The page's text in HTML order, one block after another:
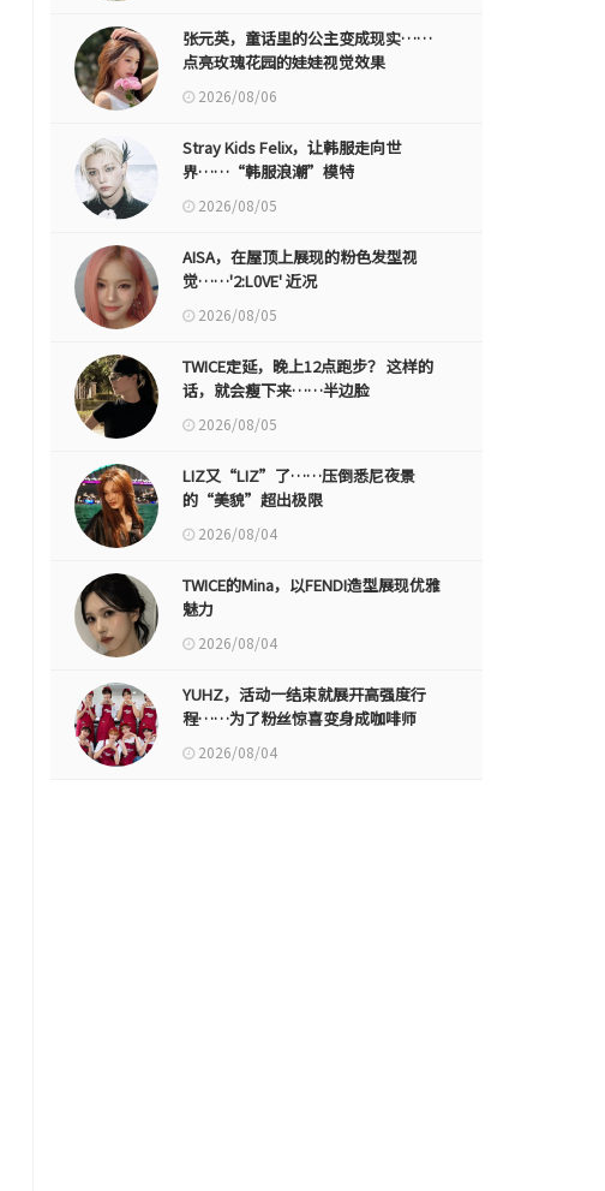
张元英，童话里的公主变成现实……
点亮玫瑰花园的娃娃视觉效果
2026/08/06
Stray Kids Felix，让韩服走向世
界……“韩服浪潮”模特
2026/08/05
AISA，在屋顶上展现的粉色发型视
觉……'2:L0VE' 近况
2026/08/05
TWICE定延，晚上12点跑步？ 这样的
话，就会瘦下来……半边脸
2026/08/05
LIZ又“LIZ”了……压倒悉尼夜景
的“美貌”超出极限
2026/08/04
TWICE的Mina，以FENDI造型展现优雅
魅力
2026/08/04
YUHZ，活动一结束就展开高强度行
程……为了粉丝惊喜变身成咖啡师
2026/08/04